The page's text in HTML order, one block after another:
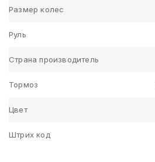
Размер колес
Руль
Страна производитель
Тормоз
Цвет
Штрих код